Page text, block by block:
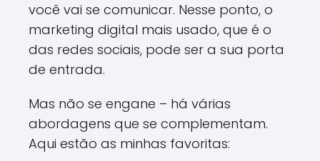
você vai se comunicar. Nesse ponto, o
marketing digital mais usado, que é o
das redes sociais, pode ser a sua porta
de entrada.
Mas não se engane – há várias
abordagens que se complementam.
Aqui estão as minhas favoritas: